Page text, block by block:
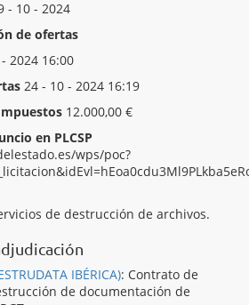
- 10 - 2024
de ofertas
- 2024 10:44
2024 16:00
24 - 10 - 2024 16:19
12.000,00 €
en PLCSP
wps/poc?
de destrucción de archivos.
IBÉRICA): Contrato de
de documentación de